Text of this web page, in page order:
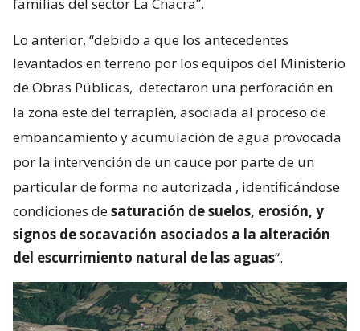
Lo anterior, “debido a que los antecedentes
levantados en terreno por los equipos del Ministerio
de Obras Públicas, detectaron una perforación en
la zona este del terraplén, asociada al proceso de
embancamiento y acumulación de agua provocada
por la intervención de un cauce por parte de un
particular de forma no autorizada , identificándose
condiciones desaturación de suelos, erosión, y
signos de socavación asociados a la alteración
del escurrimiento natural de las aguas“.